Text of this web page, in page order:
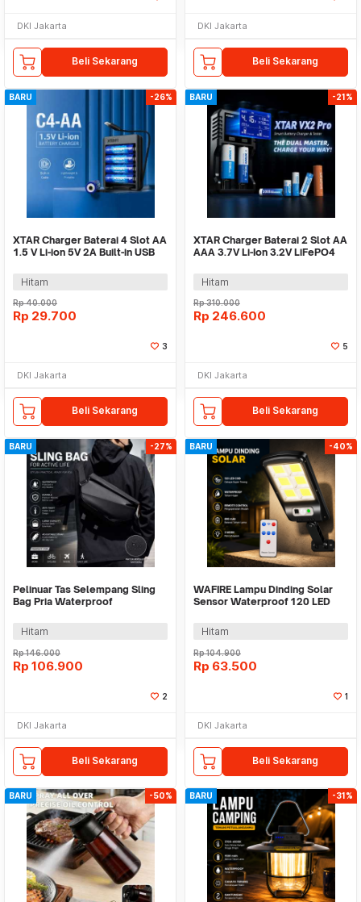
DKI Jakarta
Beli Sekarang
DKI Jakarta
Beli Sekarang
BARU -26%
XTAR Charger Baterai 4 Slot AA
1.5 V Li-ion 5V 2A Built-in USB
Hitam
Rp40.000
Rp 29.700
3
DKI Jakarta
Beli Sekarang
BARU -21%
XTAR Charger Baterai 2 Slot AA
AAA 3.7V Li-Ion 3.2V LiFePO4
Hitam
Rp310.000
Rp 246.600
5
DKI Jakarta
Beli Sekarang
BARU -27%
Pelinuar Tas Selempang Sling
Bag Pria Waterproof
Hitam
Rp146.000
Rp 106.900
2
DKI Jakarta
Beli Sekarang
BARU -40%
WAFIRE Lampu Dinding Solar
Sensor Waterproof 120 LED
Hitam
Rp104.900
Rp 63.500
1
DKI Jakarta
Beli Sekarang
BARU -50% BARU -31%